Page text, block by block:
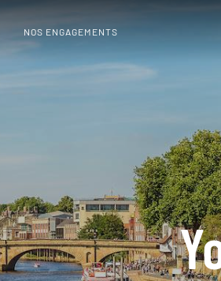
NOS ENGAGEMENTS